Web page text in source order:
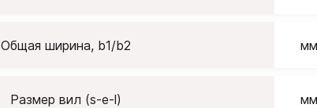
Общая ширина, b1/b2 мм
Размер вил (s-e-l) мм